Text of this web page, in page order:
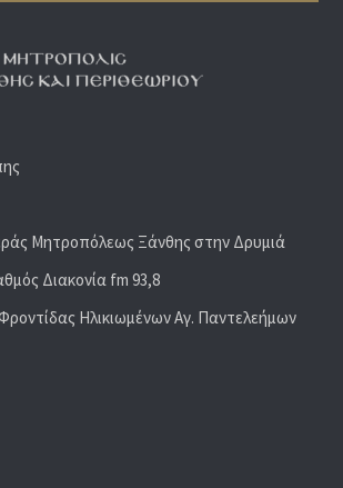
Μητροπόλεως Ξάνθης στην Δρυμιά
Διακονία fm 93,8
Ηλικιωμένων Αγ. Παντελεήμων